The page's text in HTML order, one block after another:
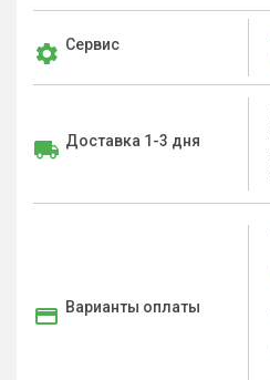
Сервис
Доставка 1-3 дня
Варианты оплаты